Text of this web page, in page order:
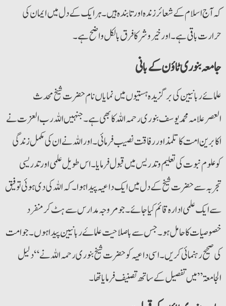
کہ آج اسلام کے شعائرزندہ اورتابندہ ہیں۔ ہرایک کے دل میں ایمان کی
حرارت باقی ہے۔ اور خیروشرکا فرق بالکل واضح ہے۔
جامعہ بنوری ٹاؤن کے بانی
علمائے ربانیین کی برگزیدہ ہستیوں میں نمایاں نام حضرت شیخ محدث
العصرعلامہ محمد یوسف بنوری رحمہ اللہ کا بھی ہے۔ جنہیں اللہ رب العزت نے
اکابرین امت کا تلمذ اور رفاقت نصیب فرمائی۔ اوراللہ نے ان کی مکمل زندگی
کوعلوم نبوت کی تعلیم وتدریس میں قبول فرمایا۔ اس طویل علمی اورتدریسی
تجربہ سے حضرت شیخ کے دل میں ایک داعیہ پیدا ہوا۔ کہ اللہ کی دی ہوئی توفیق
سے ایک علمی ادارہ قائم کیا جائے۔ جومروجہ مدارس سے ہٹ کر منفرد
خصوصیات کا حامل ہو۔ جس سے باصلاحیت علماۓ ربانیین پیدا ہوں۔ جوامت
کی صحیح رہنمائی کریں۔ اسی داعیہ کو حضرت شیخ بنوری رحمہ اللہ نے “دلیل
الجامعۃ” میں تفصیل کے ساتھ تصنیف فرمایا تھا۔